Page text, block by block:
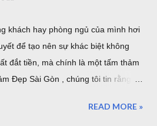
khách hay phòng ngủ của mình hơi
để tạo nên sự khác biệt không
đắt tiền, mà chính là một tấm thảm
Đẹp Sài Gòn , chúng tôi tin rằng
trí cực "cháy" đang dẫn đầu xu
READ MORE »